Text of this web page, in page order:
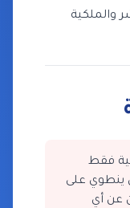
والملكية
فقط
ينطوي على
عن أي